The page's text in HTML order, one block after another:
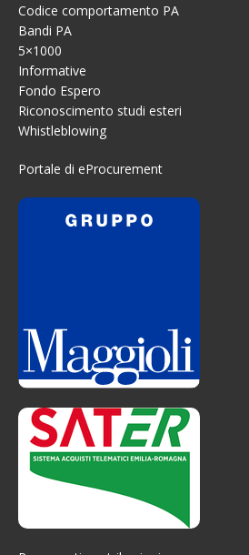
Codice comportamento PA
Bandi PA
5×1000
Informative
Fondo Espero
Riconoscimento studi esteri
Whistleblowing
Portale di eProcurement